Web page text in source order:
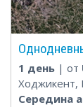
1 день | от
Ходжикент,
Середина